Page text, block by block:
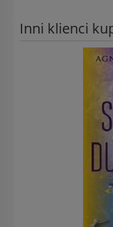
Inni klienci